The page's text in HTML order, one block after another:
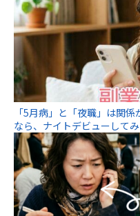
「5月病」と「夜職」は関
なら、ナイトデビューして